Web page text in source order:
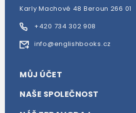
Karly Machové 48 Beroun 266 01
+420 734 302 908
info@englishbooks.cz
MŮJ ÚČET
NAŠE SPOLEČNOST